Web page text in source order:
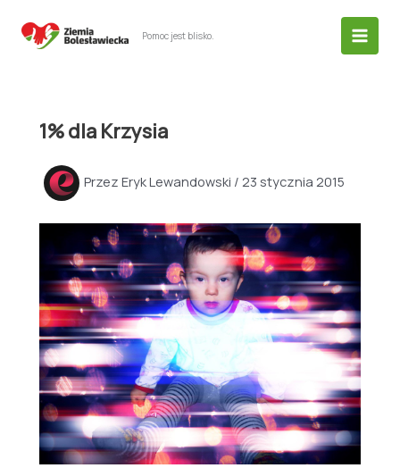
Pomoc jest blisko.
1% dla Krzysia
Przez Eryk Lewandowski / 23 stycznia 2015